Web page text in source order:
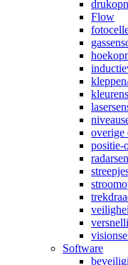
Flow
overige
positie-
Software